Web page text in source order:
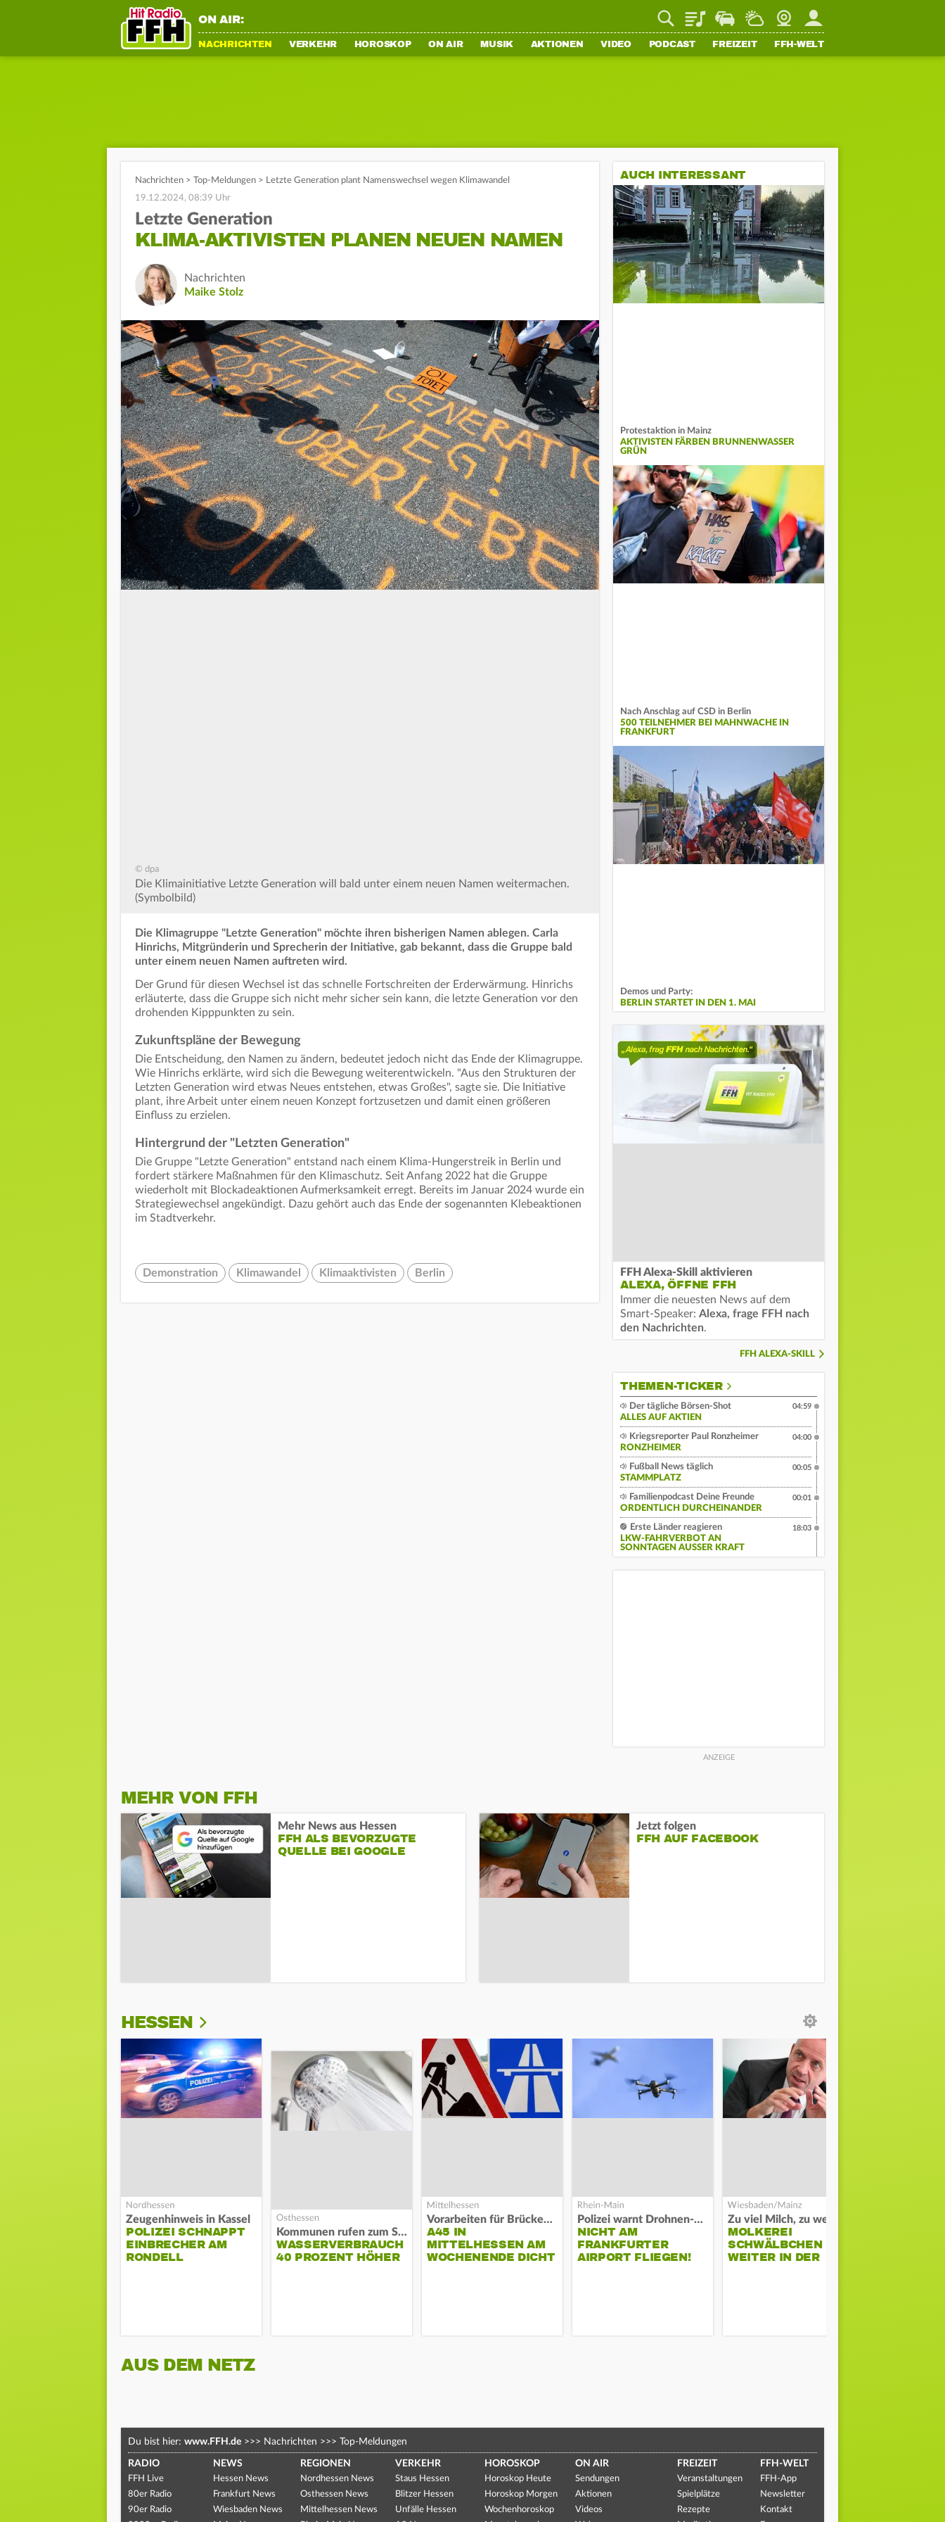
ON AIR: PlaylistStaupilotWetterWebcamMein FFH
NACHRICHTEN VERKEHR HOROSKOP ON AIR MUSIK AKTIONEN VIDEO PODCAST FREIZEIT FFH-WELT
Nachrichten > Top-Meldungen > Letzte Generation plant Namenswechsel wegen Klimawandel
19.12.2024, 08:39 Uhr
Letzte Generation
KLIMA-AKTIVISTEN PLANEN NEUEN NAMEN
Nachrichten
Maike Stolz
© dpa
Die Klimainitiative Letzte Generation will bald unter einem neuen Namen weitermachen.
(Symbolbild)
Die Klimagruppe "Letzte Generation" möchte ihren bisherigen Namen ablegen. Carla
Hinrichs, Mitgründerin und Sprecherin der Initiative, gab bekannt, dass die Gruppe bald
unter einem neuen Namen auftreten wird.
Der Grund für diesen Wechsel ist das schnelle Fortschreiten der Erderwärmung. Hinrichs
erläuterte, dass die Gruppe sich nicht mehr sicher sein kann, die letzte Generation vor den
drohenden Kipppunkten zu sein.
Zukunftspläne der Bewegung
Die Entscheidung, den Namen zu ändern, bedeutet jedoch nicht das Ende der Klimagruppe.
Wie Hinrichs erklärte, wird sich die Bewegung weiterentwickeln. "Aus den Strukturen der
Letzten Generation wird etwas Neues entstehen, etwas Großes", sagte sie. Die Initiative
plant, ihre Arbeit unter einem neuen Konzept fortzusetzen und damit einen größeren
Einfluss zu erzielen.
Hintergrund der "Letzten Generation"
Die Gruppe "Letzte Generation" entstand nach einem Klima-Hungerstreik in Berlin und
fordert stärkere Maßnahmen für den Klimaschutz. Seit Anfang 2022 hat die Gruppe
wiederholt mit Blockadeaktionen Aufmerksamkeit erregt. Bereits im Januar 2024 wurde ein
Strategiewechsel angekündigt. Dazu gehört auch das Ende der sogenannten Klebeaktionen
im Stadtverkehr.
Demonstration Klimawandel Klimaaktivisten Berlin
AUCH INTERESSANT
Protestaktion in Mainz
AKTIVISTEN FÄRBEN BRUNNENWASSER
GRÜN
Nach Anschlag auf CSD in Berlin
500 TEILNEHMER BEI MAHNWACHE IN
FRANKFURT
Demos und Party:
BERLIN STARTET IN DEN 1. MAI
FFH Alexa-Skill aktivieren
ALEXA, ÖFFNE FFH
Immer die neuesten News auf dem
Smart-Speaker: Alexa, frage FFH nach
den Nachrichten.
FFH ALEXA-SKILL
THEMEN-TICKER
Der tägliche Börsen-Shot
ALLES AUF AKTIEN
04:59
Kriegsreporter Paul Ronzheimer
RONZHEIMER
04:00
Fußball News täglich
STAMMPLATZ
00:05
Familienpodcast Deine Freunde
ORDENTLICH DURCHEINANDER
00:01
Erste Länder reagieren
LKW-FAHRVERBOT AN
SONNTAGEN AUSSER KRAFT
18:03
MEHR VON FFH
Mehr News aus Hessen
FFH ALS BEVORZUGTE
QUELLE BEI GOOGLE
Jetzt folgen
FFH AUF FACEBOOK
HESSEN
Zeugenhinweis in Kassel
POLIZEI SCHNAPPT
EINBRECHER AM
RONDELL
Kommunen rufen zum Sparen auf
WASSERVERBRAUCH
40 PROZENT HÖHER
Vorarbeiten für Brücken-Neubau
A45 IN
MITTELHESSEN AM
WOCHENENDE DICHT
Polizei warnt Drohnen-Besitzer
NICHT AM
FRANKFURTER
AIRPORT FLIEGEN!
MOLKEREI
SCHWÄLBCHEN
WEITER IN DER
AUS DEM NETZ
Du bist hier: www.FFH.de >>> Nachrichten >>> Top-Meldungen
RADIO
FFH Live
80er Radio
90er Radio
NEWS
Hessen News
Frankfurt News
Wiesbaden News
REGIONEN
Nordhessen News
Osthessen News
Mittelhessen News
VERKEHR
Staus Hessen
Blitzer Hessen
Unfälle Hessen
HOROSKOP
Horoskop Heute
Horoskop Morgen
Wochenhoroskop
ON AIR
Sendungen
Aktionen
Videos
FREIZEIT
Veranstaltungen
Spielplätze
Rezepte
FFH-WELT
FFH-App
Newsletter
Kontakt